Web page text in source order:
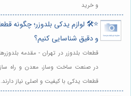
و خرید
⭐️🛠️ لوازم یدکی بلدوزر؛ چگونه
و دقیق شناسایی کنیم؟
قطعات بلدوزر در تهران - مقدمه
در صنعت ساخت وساز، معدن و راه
قطعات یدکی با کیفیت و اصلی نیاز